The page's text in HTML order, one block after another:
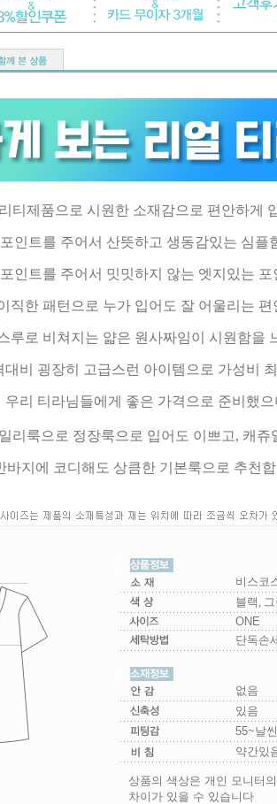
티제품으로 시원한 소재감으로 편안하게
인트를 주어서 산뜻하고 생동감있는 심플
인트를 주어서 밋밋하지 않는 엣지있는
직한 패턴으로 누가 입어도 잘 어울리는
루로 비쳐지는 얇은 원사짜임이 시원함을
대비 굉장히 고급스런 아이템으로 가성비
우리 티라님들에게 좋은 가격으로 준비했으
리룩으로 정장룩으로 입어도 이쁘고, 캐쥬
바지에 코디해도 상큼한 기본룩으로 추천
비스코
블랙,
ONE
단독손
없음
있음
55~날
약간있
상품의 색상은 개인 모니터
차이가 있을 수 있습니다